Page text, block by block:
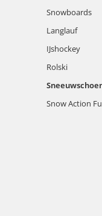
Snowboards
Langlauf
IJshockey
Rolski
Snow Action